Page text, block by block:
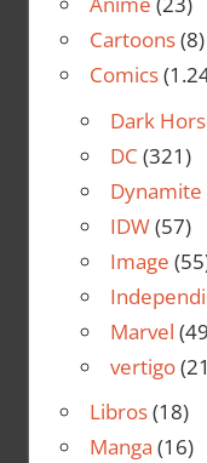
Cartoons(8)
Comics
Dark
DC (321)
Dynamite
IDW(57)
Image
Marvel
vertigo
Libros(18)
Manga (16)